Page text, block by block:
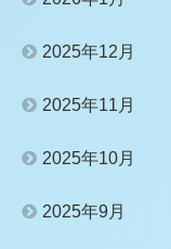
2025年12月
2025年11月
2025年10月
2025年9月